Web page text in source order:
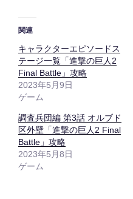
関連
キャラクターエピソードス
テージ一覧「進撃の巨人2
Final Battle」攻略
2023年5月9日
ゲーム
調査兵団編 第3話 オルブド
区外壁「進撃の巨人2 Final
Battle」攻略
2023年5月8日
ゲーム